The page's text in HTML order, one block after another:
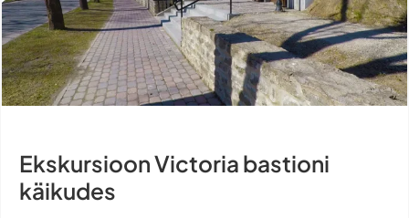
Ekskursioon Victoria bastioni
käikudes